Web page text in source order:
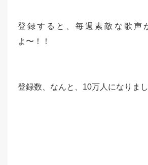
登録すると、毎週素敵な歌声
よ〜！！
登録数、なんと、10万人になりまし